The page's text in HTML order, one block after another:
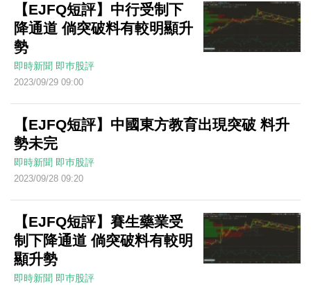
【EJFQ短評】中行受制下
降通道 倘突破料有較明顯升
勢
即時新聞 即巿股評
2023/09/29 09:00
【EJFQ短評】中國東方教育出現突破 料升
勢未完
即時新聞 即巿股評
2023/09/28 09:20
【EJFQ短評】賽生藥業受
制下降通道 倘突破料有較明
顯升勢
即時新聞 即巿股評